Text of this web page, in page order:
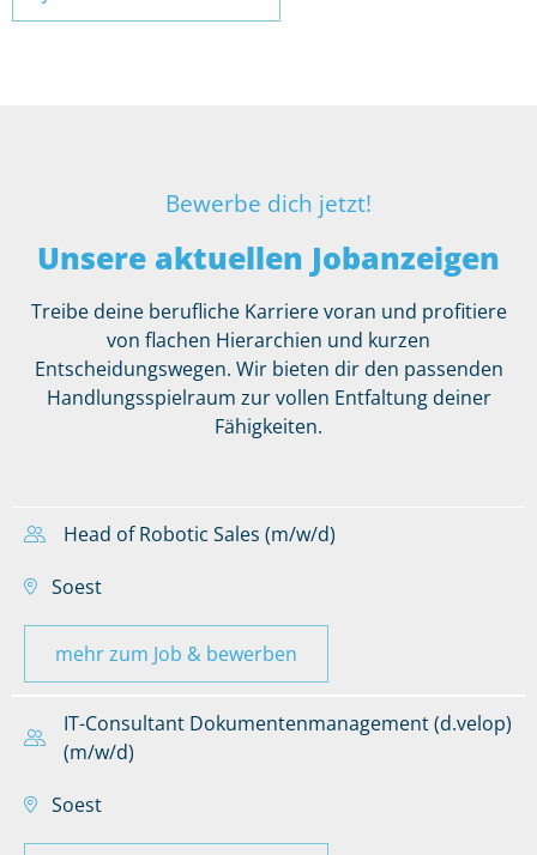
Bewerbe dich jetzt!
Unsere aktuellen Jobanzeigen
Treibe deine berufliche Karriere voran und profitiere
von flachen Hierarchien und kurzen
Entscheidungswegen. Wir bieten dir den passenden
Handlungsspielraum zur vollen Entfaltung deiner
Fähigkeiten.
Head of Robotic Sales (m/w/d)
Soest
mehr zum Job & bewerben
IT-Consultant Dokumentenmanagement (d.velop)
(m/w/d)
Soest